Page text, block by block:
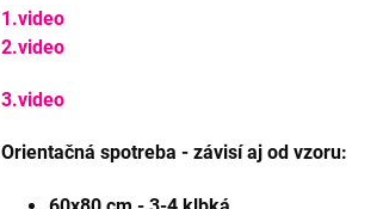
1.video
2.video
3.video
Orientačná spotreba - závisí aj od vzoru: